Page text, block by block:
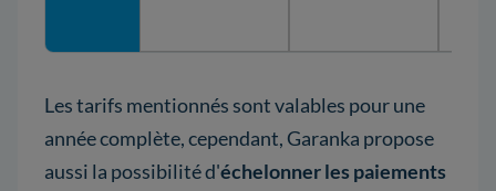
Les tarifs mentionnés sont valables pour une
année complète, cependant, Garanka propose
aussi la possibilité d'échelonner les paiements